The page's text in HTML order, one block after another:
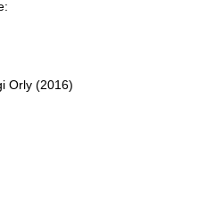
Orly (2016)